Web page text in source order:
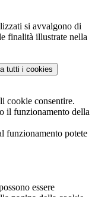
si avvalgono di
finalità illustrate nella
tutti i cookies
cookie consentire.
il funzionamento della
funzionamento potete
essere